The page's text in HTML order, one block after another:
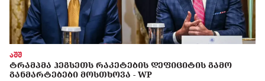
აშშ
ᲢᲠᲐᲛᲞᲛᲐ ᲰᲔᲒᲡᲔᲗᲡ ᲠᲐᲙᲔᲢᲔᲑᲘᲡ ᲓᲔᲤᲘᲪᲘᲢᲘᲡ ᲒᲐᲛᲝ
ᲒᲐᲜᲛᲐᲠᲢᲔᲑᲔᲑᲘ ᲛᲝᲡᲗᲮᲝᲕᲐ - WP